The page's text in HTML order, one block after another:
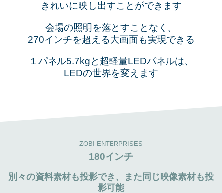
きれいに映し出すことができます
会場の照明を落とすことなく、
270インチを超える大画面も実現できる
１パネル5.7kgと超軽量LEDパネルは、
LEDの世界を変えます
ZOBI ENTERPRISES
180インチ
別々の資料素材も投影でき、また同じ映像素材も投
影可能